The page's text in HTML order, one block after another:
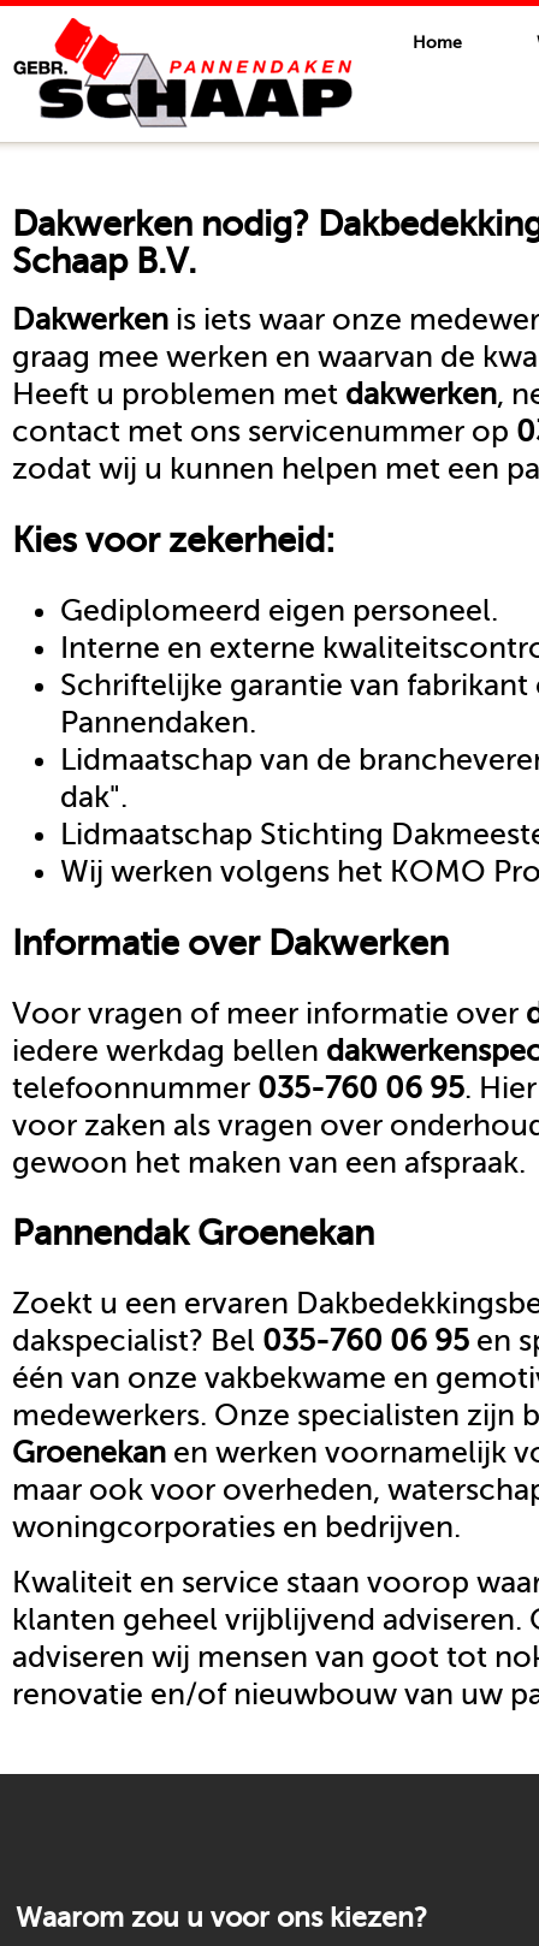
Home
Dakwerken nodig?
Schaap B.V.
Dakwerken is iets waar onze
graag mee werken en waarvan de
Heeft u problemen met dakwerken,
contact met ons servicenummer op
zodat wij u kunnen helpen met een
Kies voor zekerheid:
Gediplomeerd eigen personeel.
Interne en externe
Schriftelijke garantie van fabrikant
Pannendaken.
Lidmaatschap van de
dak".
Lidmaatschap Stichting
Wij werken volgens het KOMO
Informatie over Dakwerken
Voor vragen of meer informatie over
iedere werkdag bellen dakwerken
telefoonnummer 035-760 06 95.
voor zaken als vragen over
gewoon het maken van een afspraak.
PannendakGroenekan
Zoekt u een ervaren
dakspecialist? Bel 035-760 06 95 en
één van onze vakbekwame en
medewerkers. Onze specialisten zijn
Groenekan en werken voornamelijk
maar ook voor overheden,
woningcorporaties en bedrijven.
Kwaliteit en service staan voorop
klanten geheel vrijblijvend adviseren.
adviseren wij mensen van goot tot
renovatie en/of nieuwbouw van uw
Waarom zou u voor ons kiezen?